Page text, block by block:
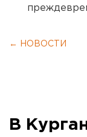
← НОВОСТИ
В